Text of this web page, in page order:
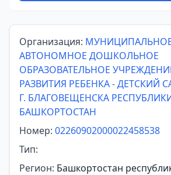
Организация:
АВТОНОМНОЕ ДОШКОЛЬНОЕ
ОБРАЗОВАТЕЛЬНОЕ
РАЗВИТИЯ РЕБЕНКА - ДЕТСКИЙ
Г. БЛАГОВЕЩЕНСКА
БАШКОРТОСТАН
Номер: 02260902000022458538
Тип:
Регион: Башкортостан